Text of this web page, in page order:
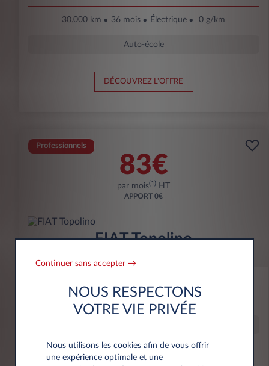
30.000 km 36 mois Électrique 0 g/km
Auto-école
DÉCOUVREZ L'OFFRE
Professionnels
83€
par mois(1) HT
APPORT 0€
FIAT Topolino
Électrique
DÉCOUVREZ L'OFFRE
Continuer sans accepter →
NOUS RESPECTONS
VOTRE VIE PRIVÉE
Nous utilisons les cookies afin de vous offrir
une expérience optimale et une